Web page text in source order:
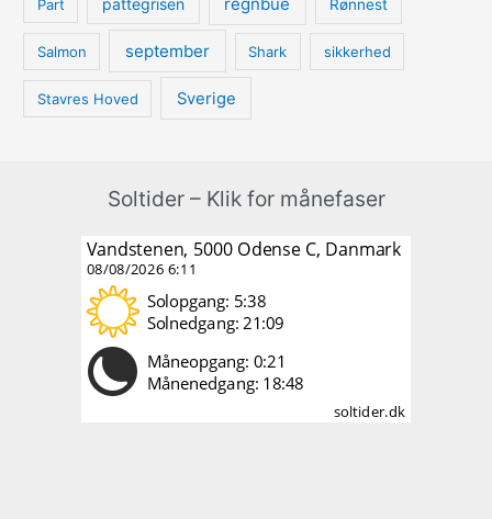
Part Rønnest
Salmon september Shark sikkerhed
Stavres Hoved Sverige
Soltider – Klik for månefaser